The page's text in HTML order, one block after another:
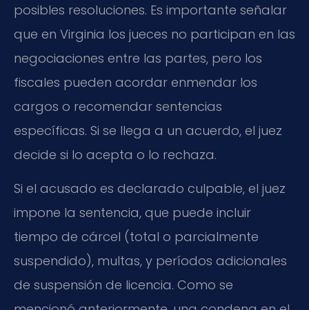
posibles resoluciones. Es importante señalar
que en Virginia los jueces no participan en las
negociaciones entre las partes, pero los
fiscales pueden acordar enmendar los
cargos o recomendar sentencias
específicas. Si se llega a un acuerdo, el juez
decide si lo acepta o lo rechaza.
Si el acusado es declarado culpable, el juez
impone la sentencia, que puede incluir
tiempo de cárcel (total o parcialmente
suspendido), multas, y períodos adicionales
de suspensión de licencia. Como se